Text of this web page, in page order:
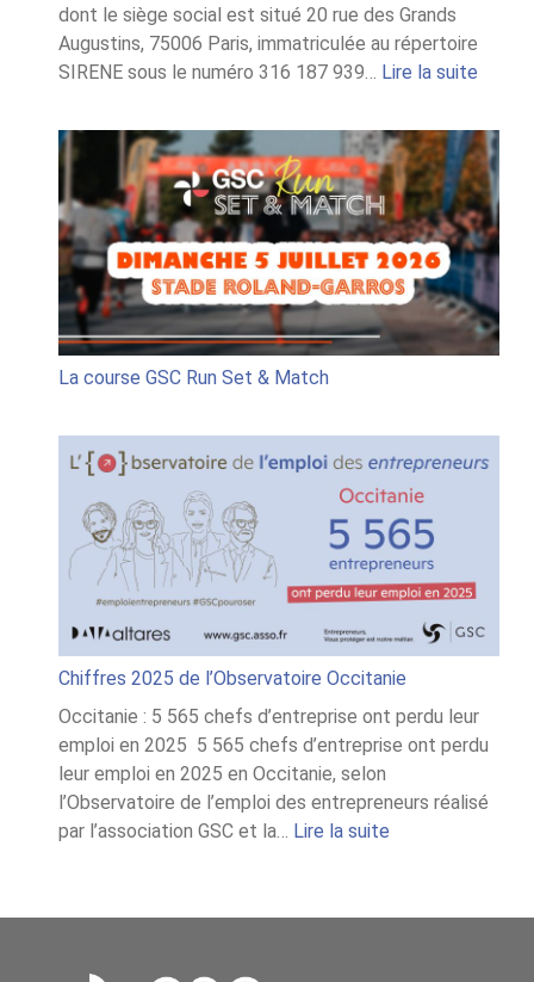
dont le siège social est situé 20 rue des Grands
Augustins, 75006 Paris, immatriculée au répertoire
SIRENE sous le numéro 316 187 939… Lire la suite:
jeu
« GSC
Run
Set
&
Match
La course GSC Run Set & Match
Chiffres 2025 de l’Observatoire Occitanie
Occitanie : 5 565 chefs d’entreprise ont perdu leur
emploi en 2025 5 565 chefs d’entreprise ont perdu
leur emploi en 2025 en Occitanie, selon
l’Observatoire de l’emploi des entrepreneurs réalisé
par l’association GSC et la… Lire la suite:
de